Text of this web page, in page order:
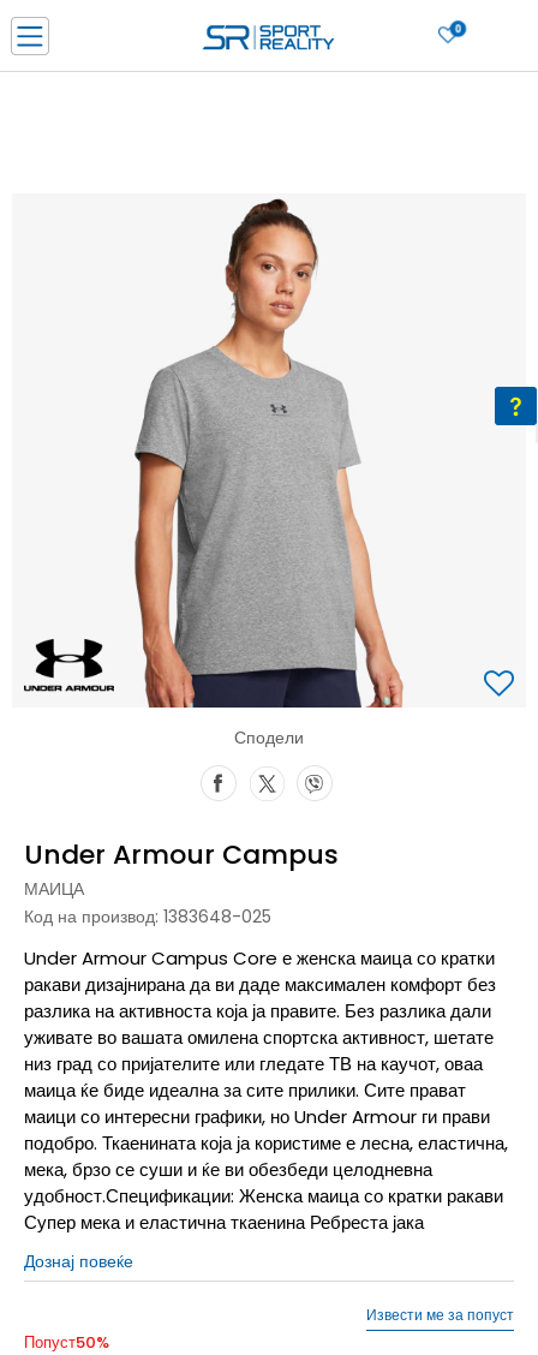
0
& COLLECT Платете со картичка online и подигнете во продавницата по ваш
ДОЗНАЈ ПОВЕЌЕ
Ценовник
ДОЗНАЈ ПОВЕЌЕ
Сподели
Under Armour Campus
МАИЦА
Код на производ: 1383648-025
Under Armour Campus Core е женска маица со кратки
ракави дизајнирана да ви даде максимален комфорт без
разлика на активноста која ја правите. Без разлика дали
уживате во вашата омилена спортска активност, шетате
низ град со пријателите или гледате ТВ на каучот, оваа
маица ќе биде идеална за сите прилики. Сите прават
маици со интересни графики, но Under Armour ги прави
подобро. Ткаенината која ја користиме е лесна, еластична,
мека, брзо се суши и ќе ви обезбеди целодневна
удобност.Спецификации: Женска маица со кратки ракави
Супер мека и еластична ткаенина Ребреста јака
Дознај повеќе
Попуст50%
Извести ме за попуст